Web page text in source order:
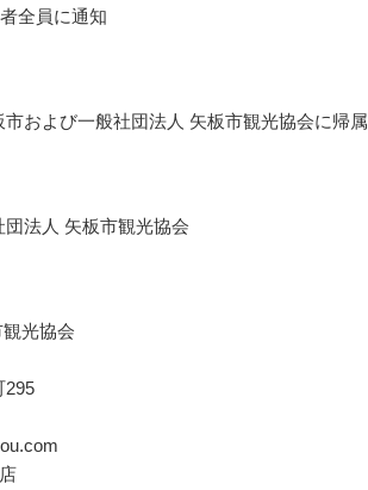
全員に通知
市および一般社団法人 矢板市観光協会に帰属
法人 矢板市観光協会
光協会
295